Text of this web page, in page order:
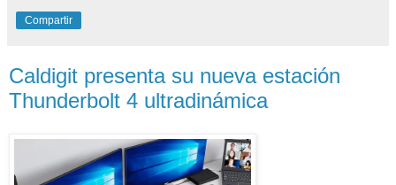
Compartir
Caldigit presenta su nueva estación
Thunderbolt 4 ultradinámica